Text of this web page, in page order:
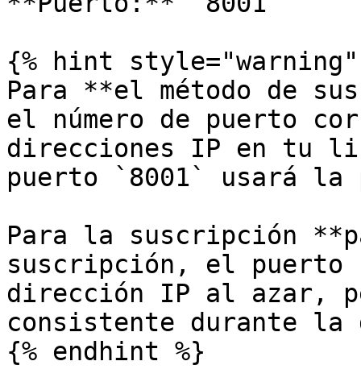
{% hint style="warning"
Para **el método de
el número de puerto
direcciones IP en tu
puerto `8001` usará
Para la suscripción
suscripción, el puerto
dirección IP al azar,
consistente durante
{% endhint %}